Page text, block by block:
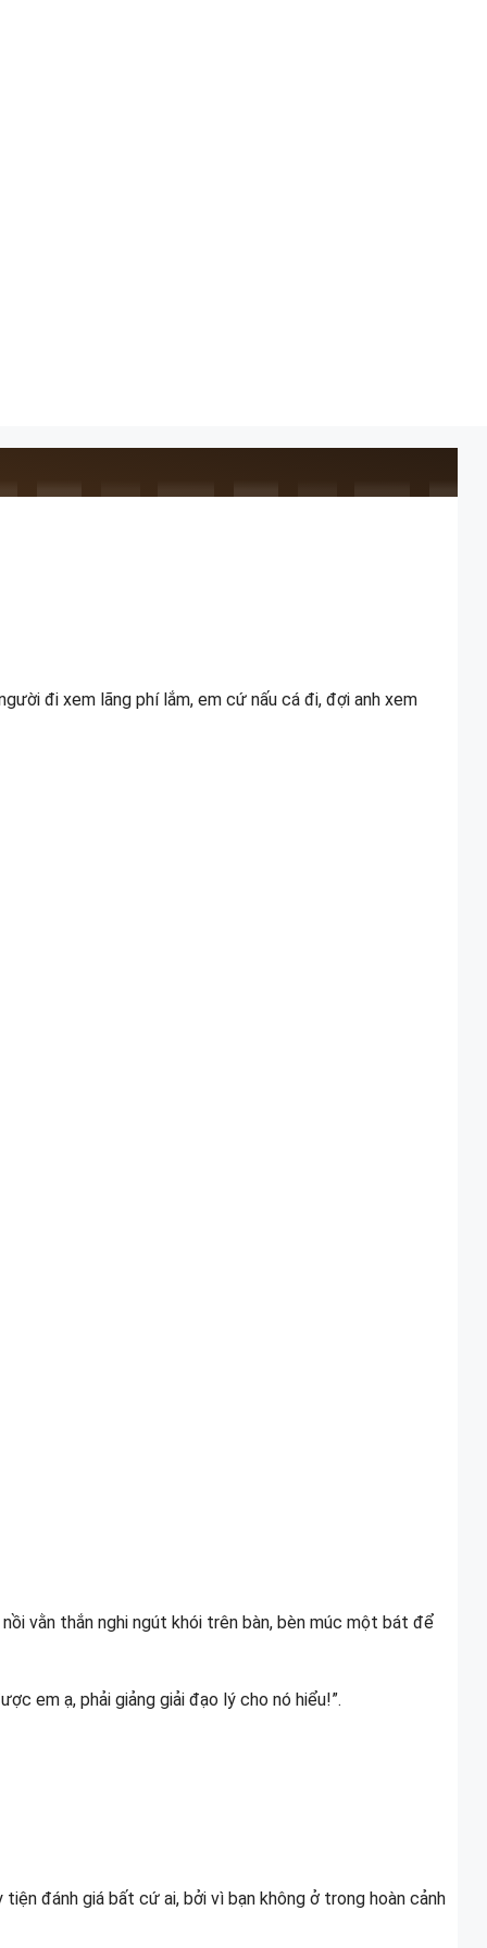
đi xem lãng phí lắm, em cứ nấu cá đi, đợi anh xem
vằn thắn nghi ngút khói trên bàn, bèn múc một bát để
em ạ, phải giảng giải đạo lý cho nó hiểu!”.
đánh giá bất cứ ai, bởi vì bạn không ở trong hoàn cảnh